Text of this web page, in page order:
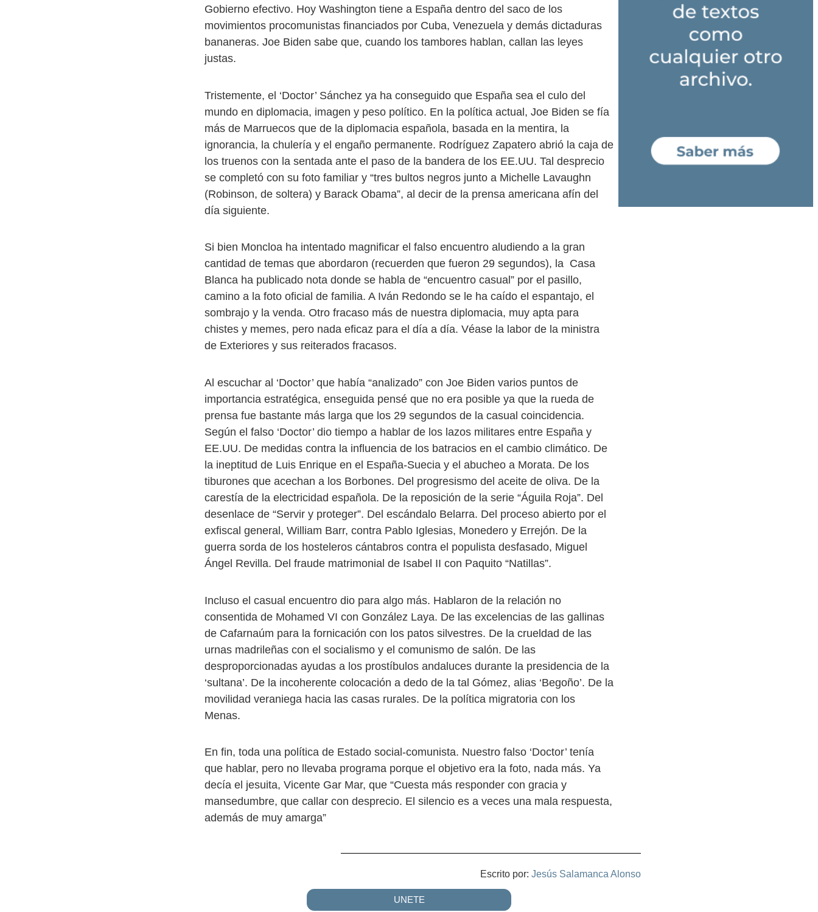
Gobierno efectivo. Hoy Washington tiene a España dentro del saco de los
movimientos procomunistas financiados por Cuba, Venezuela y demás dictaduras
bananeras. Joe Biden sabe que, cuando los tambores hablan, callan las leyes
justas.
Tristemente, el ‘Doctor’ Sánchez ya ha conseguido que España sea el culo del
mundo en diplomacia, imagen y peso político. En la política actual, Joe Biden se fía
más de Marruecos que de la diplomacia española, basada en la mentira, la
ignorancia, la chulería y el engaño permanente. Rodríguez Zapatero abrió la caja de
los truenos con la sentada ante el paso de la bandera de los EE.UU. Tal desprecio
se completó con su foto familiar y “tres bultos negros junto a Michelle Lavaughn
(Robinson, de soltera) y Barack Obama”, al decir de la prensa americana afín del
día siguiente.
Si bien Moncloa ha intentado magnificar el falso encuentro aludiendo a la gran
cantidad de temas que abordaron (recuerden que fueron 29 segundos), la Casa
Blanca ha publicado nota donde se habla de “encuentro casual” por el pasillo,
camino a la foto oficial de familia. A Iván Redondo se le ha caído el espantajo, el
sombrajo y la venda. Otro fracaso más de nuestra diplomacia, muy apta para
chistes y memes, pero nada eficaz para el día a día. Véase la labor de la ministra
de Exteriores y sus reiterados fracasos.
Al escuchar al ‘Doctor’ que había “analizado” con Joe Biden varios puntos de
importancia estratégica, enseguida pensé que no era posible ya que la rueda de
prensa fue bastante más larga que los 29 segundos de la casual coincidencia.
Según el falso ‘Doctor’ dio tiempo a hablar de los lazos militares entre España y
EE.UU. De medidas contra la influencia de los batracios en el cambio climático. De
la ineptitud de Luis Enrique en el España-Suecia y el abucheo a Morata. De los
tiburones que acechan a los Borbones. Del progresismo del aceite de oliva. De la
carestía de la electricidad española. De la reposición de la serie “Águila Roja”. Del
desenlace de “Servir y proteger”. Del escándalo Belarra. Del proceso abierto por el
exfiscal general, William Barr, contra Pablo Iglesias, Monedero y Errejón. De la
guerra sorda de los hosteleros cántabros contra el populista desfasado, Miguel
Ángel Revilla. Del fraude matrimonial de Isabel II con Paquito “Natillas”.
Incluso el casual encuentro dio para algo más. Hablaron de la relación no
consentida de Mohamed VI con González Laya. De las excelencias de las gallinas
de Cafarnaúm para la fornicación con los patos silvestres. De la crueldad de las
urnas madrileñas con el socialismo y el comunismo de salón. De las
desproporcionadas ayudas a los prostíbulos andaluces durante la presidencia de la
‘sultana’. De la incoherente colocación a dedo de la tal Gómez, alias ‘Begoño’. De la
movilidad veraniega hacia las casas rurales. De la política migratoria con los
Menas.
En fin, toda una política de Estado social-comunista. Nuestro falso ‘Doctor’ tenía
que hablar, pero no llevaba programa porque el objetivo era la foto, nada más. Ya
decía el jesuita, Vicente Gar Mar, que “Cuesta más responder con gracia y
mansedumbre, que callar con desprecio. El silencio es a veces una mala respuesta,
además de muy amarga”
Escrito por: Jesús Salamanca Alonso
UNETE